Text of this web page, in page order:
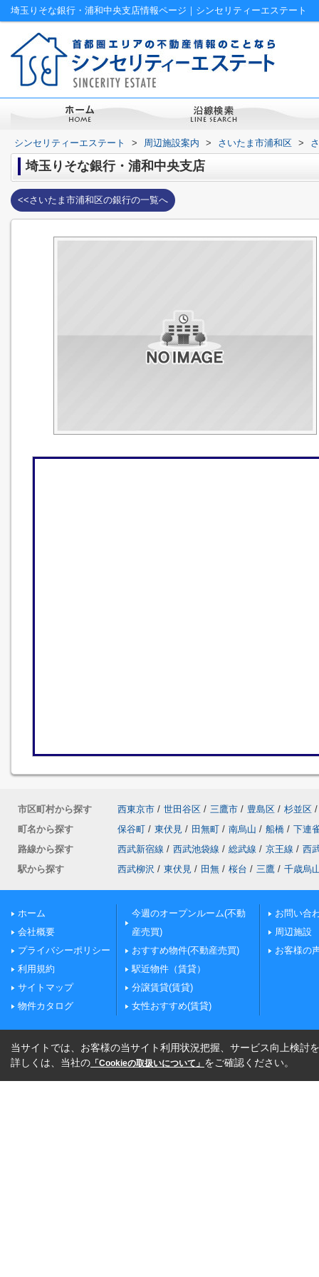
埼玉りそな銀行・浦和中央支店情報ページ｜シンセリティーエステート
シンセリティーエステート > 周辺施設案内 > さいたま市浦和区 >
埼玉りそな銀行・浦和中央支店
<<さいたま市浦和区の銀行の一覧へ
市区町村から探す 西東京市 / 世田谷区 / 三鷹市 / 豊島区 / 杉並区 /
町名から探す
保谷町 / 東伏見 / 田無町 / 南烏山 / 船橋 / 下連
路線から探す
西武新宿線 / 西武池袋線 / 総武線 / 京王線 / 西
駅から探す
西武柳沢 / 東伏見 / 田無 / 桜台 / 三鷹 / 千歳烏
ホーム
会社概要
プライバシーポリシー
利用規約
サイトマップ
物件カタログ
今週のオープンルーム(不動
産売買)
おすすめ物件(不動産売買)
駅近物件（賃貸）
分譲賃貸(賃貸)
女性おすすめ(賃貸)
お問い合
周辺施設
お客様の
当サイトでは、お客様の当サイト利用状況把握、サービス向上検討
詳しくは、当社の 「Cookieの取扱いについて」 をご確認ください。